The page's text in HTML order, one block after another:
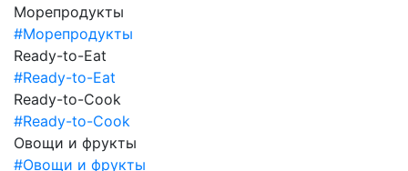
Морепродукты
#Морепродукты
Ready-to-Eat
#Ready-to-Eat
Ready-to-Cook
#Ready-to-Cook
Овощи и фрукты
#Овощи и фрукты